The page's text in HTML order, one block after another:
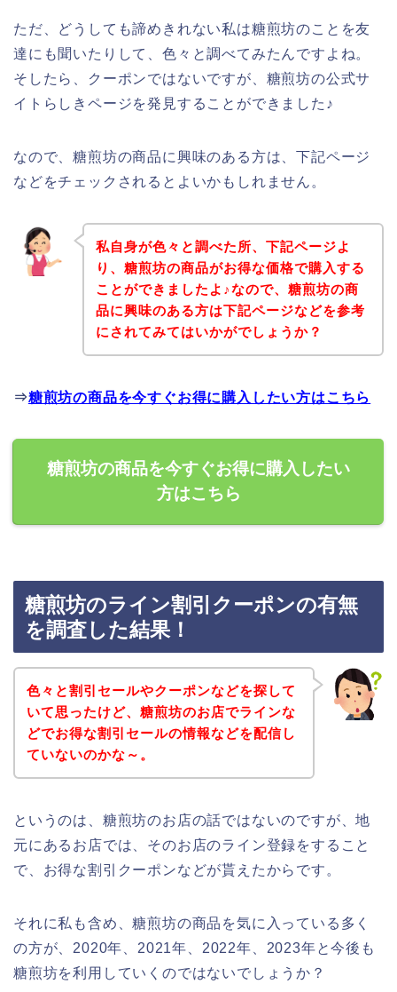
ただ、どうしても諦めきれない私は糖煎坊のことを友
達にも聞いたりして、色々と調べてみたんですよね。
そしたら、クーポンではないですが、糖煎坊の公式サ
イトらしきページを発見することができました♪
なので、糖煎坊の商品に興味のある方は、下記ページ
などをチェックされるとよいかもしれません。
私自身が色々と調べた所、下記ページよ
り、糖煎坊の商品がお得な価格で購入する
ことができましたよ♪なので、糖煎坊の商
品に興味のある方は下記ページなどを参考
にされてみてはいかがでしょうか？
⇒糖煎坊の商品を今すぐお得に購入したい方はこちら
糖煎坊の商品を今すぐお得に購入したい
方はこちら
糖煎坊のライン割引クーポンの有無
を調査した結果！
色々と割引セールやクーポンなどを探して
いて思ったけど、糖煎坊のお店でラインな
どでお得な割引セールの情報などを配信し
ていないのかな～。
というのは、糖煎坊のお店の話ではないのですが、地
元にあるお店では、そのお店のライン登録をすること
で、お得な割引クーポンなどが貰えたからです。
それに私も含め、糖煎坊の商品を気に入っている多く
の方が、2020年、2021年、2022年、2023年と今後も
糖煎坊を利用していくのではないでしょうか？